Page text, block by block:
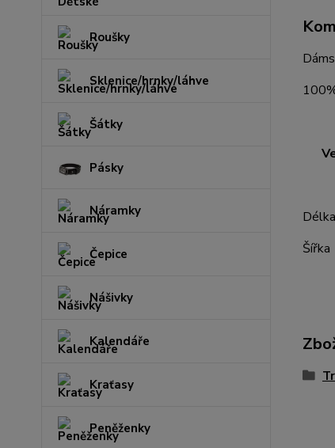
Roušky
Sklenice/hrnky/láhve
Šátky
Pásky
Náramky
Čepice
Nášivky
Kalendáře
Kraťasy
Peněženky
S